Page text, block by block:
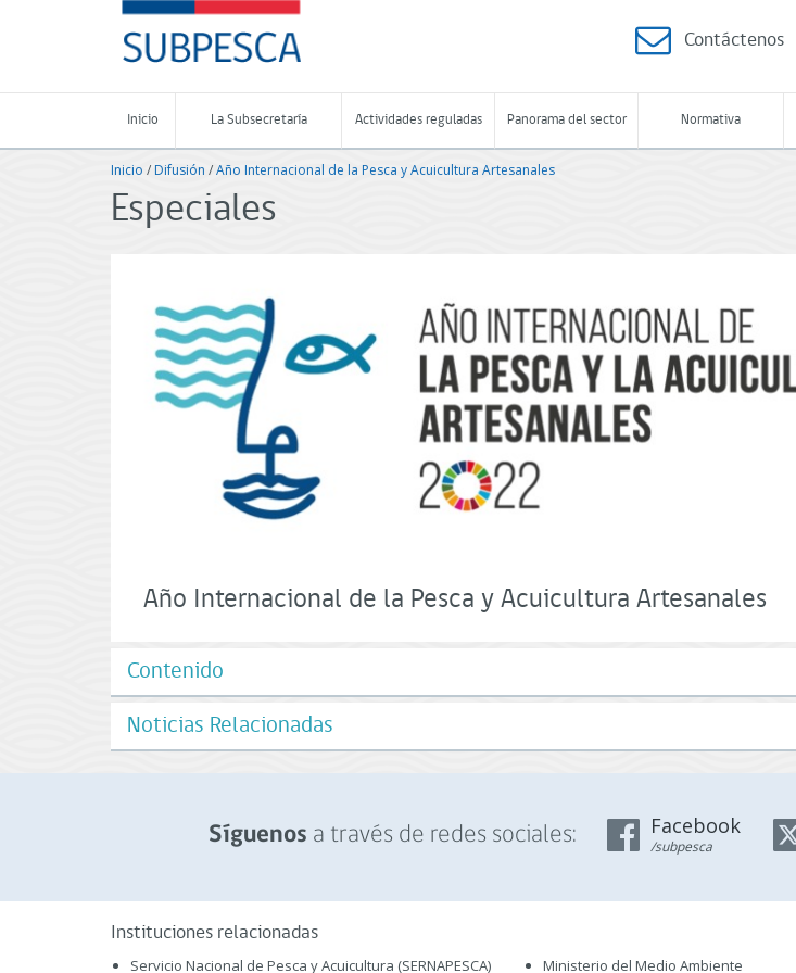
-
Subsecretaría
de
Pesca
Acuicultura
-
Gobierno
de
Contáctenos
Inicio La Subsecretaría Actividades reguladas Panorama del sector Normativa
Inicio /Difusión /Año Internacional de la Pesca y Acuicultura Artesanales
Especiales
Año Internacional de la Pesca y Acuicultura Artesanales
Contenido
Noticias Relacionadas
Síguenos a través de redes sociales: Facebook
/subpesca
Instituciones relacionadas
Servicio Nacional de Pesca y Acuicultura (SERNAPESCA) Ministerio del Medio Ambiente